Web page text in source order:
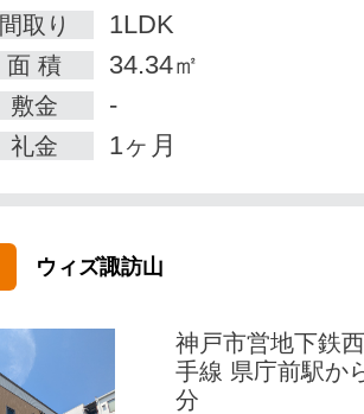
間取り
1LDK
面 積 34.34㎡
敷金 -
礼金 1ヶ月
ウィズ諏訪山
神戸市営地下鉄
手線 県庁前駅か
分